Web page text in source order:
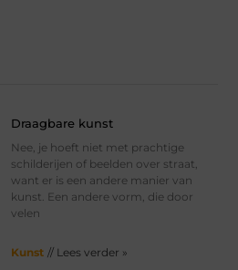
Draagbare kunst
Nee, je hoeft niet met prachtige
schilderijen of beelden over straat,
want er is een andere manier van
kunst. Een andere vorm, die door
velen
Kunst // Lees verder »